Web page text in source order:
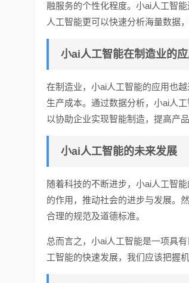
融服务的个性化程度。小ai人工智
人工智能更可以快速分析海量数据
小ai人工智能在制造业的应
在制造业，小ai人工智能的应用也
生产成本。通过数据分析，小ai人
以协助企业实现智能制造，提高产
小ai人工智能的未来发展
随着科技的不断进步，小ai人工智
的作用，推动社会的进步与发展。
合理的规范及道德标准。
总而言之，小ai人工智能是一项具
工智能的快速发展，我们应该把握